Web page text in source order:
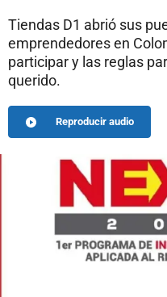
Tiendas D1 abrió sus
emprendedores en
participar y las reglas
querido.
Reproducir audio